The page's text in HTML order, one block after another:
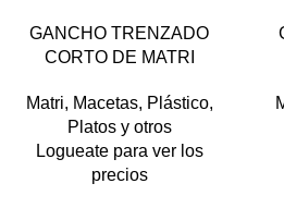
BARRO NEGRO
TERRA
VERDE OSCURO
GANCHO TRENZADO
CORTO DE MATRI
Matri, Macetas, Plástico,
Platos y otros
Logueate para ver los
precios